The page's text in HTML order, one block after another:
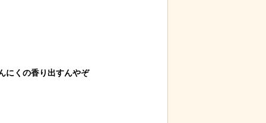
にくの香り出すんやぞ